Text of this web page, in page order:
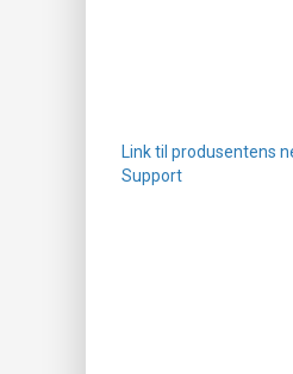
Link til produsentens
Support